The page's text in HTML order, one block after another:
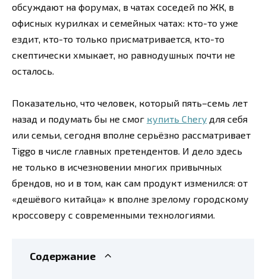
обсуждают на форумах, в чатах соседей по ЖК, в
офисных курилках и семейных чатах: кто-то уже
ездит, кто-то только присматривается, кто-то
скептически хмыкает, но равнодушных почти не
осталось.
Показательно, что человек, который пять–семь лет
назад и подумать бы не смог купить Chery для себя
или семьи, сегодня вполне серьёзно рассматривает
Tiggo в числе главных претендентов. И дело здесь
не только в исчезновении многих привычных
брендов, но и в том, как сам продукт изменился: от
«дешёвого китайца» к вполне зрелому городскому
кроссоверу с современными технологиями.
Содержание